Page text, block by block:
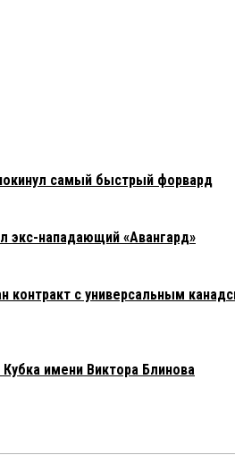
самый быстрый форвард
экс-нападающий «Авангард»
контракт с универсальным
имени Виктора Блинова